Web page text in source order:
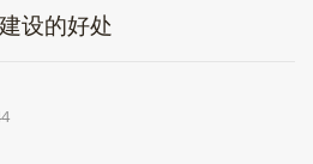
设的好处